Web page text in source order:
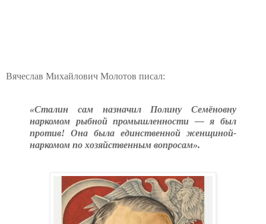
Вячеслав Михайлович Молотов писал:
«Сталин сам назначил Полину Семёновну
наркомом рыбной промышленности — я был
против! Она была единственной женщиной-
наркомом по хозяйственным вопросам».